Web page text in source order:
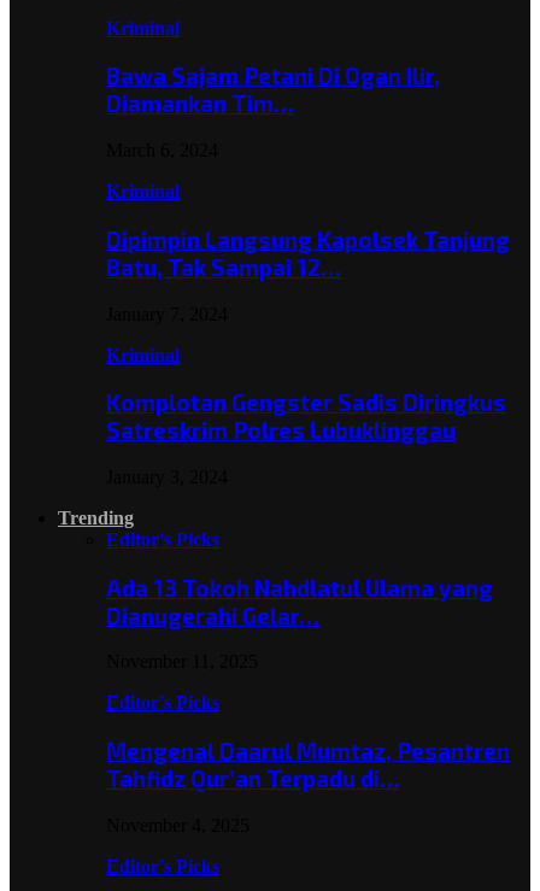
Kriminal
Bawa Sajam Petani Di Ogan Ilir,
Diamankan Tim…
Kriminal
Dipimpin Langsung Kapolsek Tanjung
Batu, Tak Sampai 12…
Kriminal
Komplotan Gengster Sadis Diringkus
Satreskrim Polres Lubuklinggau
Trending
Editor's Picks
Ada 13 Tokoh Nahdlatul Ulama yang
Dianugerahi Gelar…
Editor's Picks
Mengenal Daarul Mumtaz, Pesantren
Tahfidz Qur’an Terpadu di…
Editor's Picks